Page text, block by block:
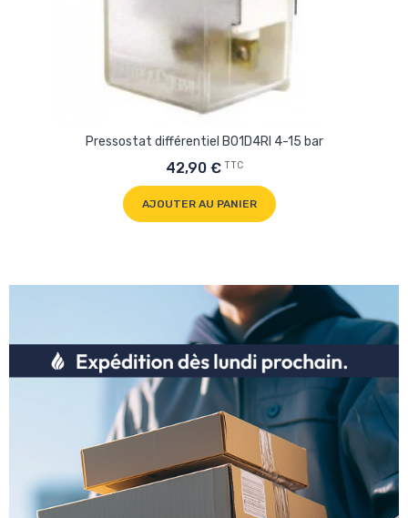
Pressostat différentiel B01D4RI 4-15 bar
42,90 € TTC
AJOUTER AU PANIER